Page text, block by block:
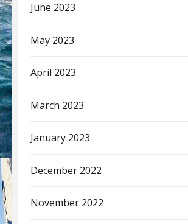
June 2023
May 2023
April 2023
March 2023
January 2023
December 2022
November 2022